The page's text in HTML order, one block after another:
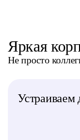
Яркая
Не просто
Устраиваем